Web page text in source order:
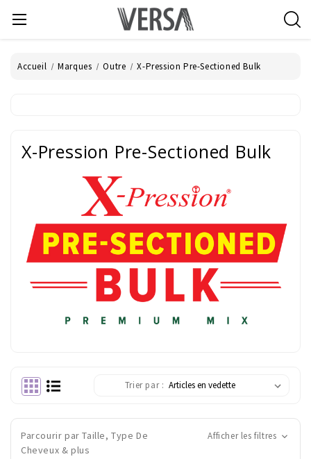
Accueil Marques Outre X-Pression Pre-Sectioned Bulk
X-Pression Pre-Sectioned Bulk
Trier par :
Parcourir par Taille, Type De
Cheveux & plus
Afficher les filtres